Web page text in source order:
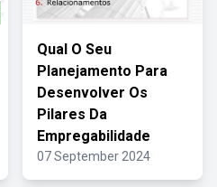
Qual O Seu
Planejamento Para
Desenvolver Os
Pilares Da
Empregabilidade
07 September 2024